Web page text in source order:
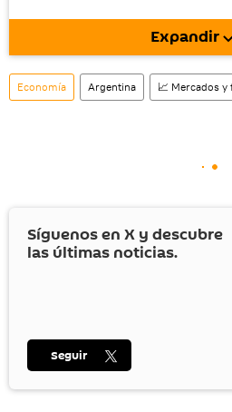
móvil (¡solo para Android!).
También tenemos una
social rusa VK .
Expandir
Economía Argentina 📈 Mercados y
Síguenos en X y descubre
las últimas noticias.
Seguir